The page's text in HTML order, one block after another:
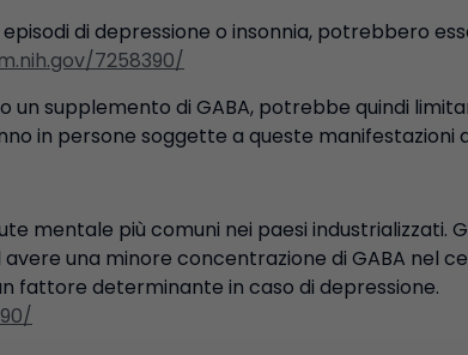
di depressione o insonnia, potrebbero
7258390/
un supplemento di GABA, potrebbe quindi
in persone soggette a queste manifestazioni
mentale più comuni nei paesi industrializzati.
una minore concentrazione di GABA nel
fattore determinante in caso di depressione.